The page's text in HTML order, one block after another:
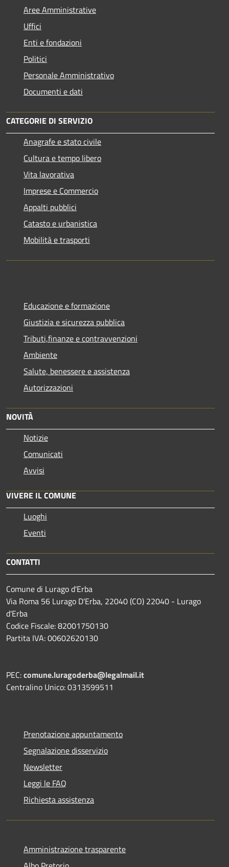
Aree Amministrative
Uffici
Enti e fondazioni
Politici
Personale Amministrativo
Documenti e dati
CATEGORIE DI SERVIZIO
Anagrafe e stato civile
Cultura e tempo libero
Vita lavorativa
Imprese e Commercio
Appalti pubblici
Catasto e urbanistica
Mobilità e trasporti
Educazione e formazione
Giustizia e sicurezza pubblica
Tributi,finanze e contravvenzioni
Ambiente
Salute, benessere e assistenza
Autorizzazioni
NOVITÀ
Notizie
Comunicati
Avvisi
VIVERE IL COMUNE
Luoghi
Eventi
CONTATTI
Comune di Lurago d'Erba
Via Roma 56 Lurago D'Erba, 22040 (CO) 22040 - Lurago
d'Erba
Codice Fiscale: 82001750130
Partita IVA: 00602620130
PEC:comune.luragoderba@legalmail.it
Centralino Unico: 0313599511
Prenotazione appuntamento
Segnalazione disservizio
Newsletter
Leggi le FAQ
Richiesta assistenza
Amministrazione trasparente